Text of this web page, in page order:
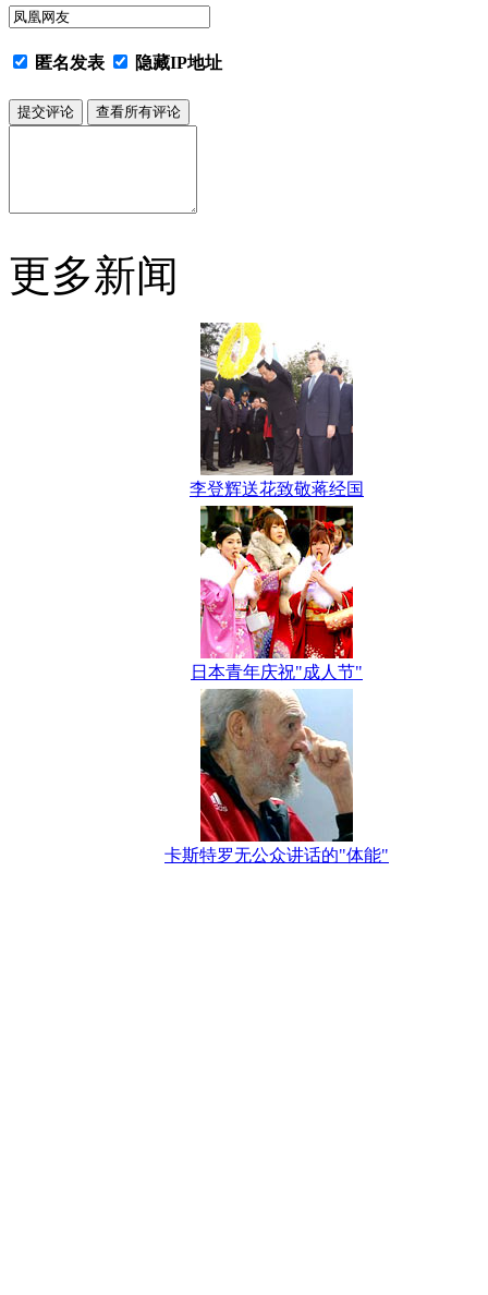
匿名发表 隐藏IP地址
更多新闻
李登辉送花致敬蒋经国
日本青年庆祝"成人节"
卡斯特罗无公众讲话的"体能"